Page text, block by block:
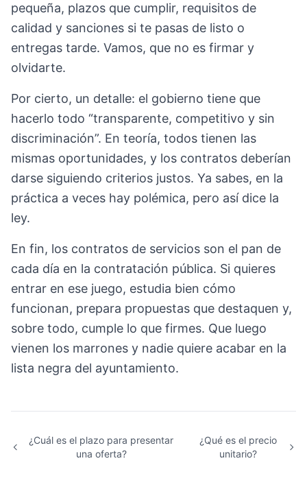
pequeña, plazos que cumplir, requisitos de
calidad y sanciones si te pasas de listo o
entregas tarde. Vamos, que no es firmar y
olvidarte.
Por cierto, un detalle: el gobierno tiene que
hacerlo todo “transparente, competitivo y sin
discriminación”. En teoría, todos tienen las
mismas oportunidades, y los contratos deberían
darse siguiendo criterios justos. Ya sabes, en la
práctica a veces hay polémica, pero así dice la
ley.
En fin, los contratos de servicios son el pan de
cada día en la contratación pública. Si quieres
entrar en ese juego, estudia bien cómo
funcionan, prepara propuestas que destaquen y,
sobre todo, cumple lo que firmes. Que luego
vienen los marrones y nadie quiere acabar en la
lista negra del ayuntamiento.
¿Cuál es el plazo para presentar
una oferta?
¿Qué es el precio
unitario?